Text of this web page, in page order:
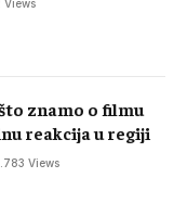
Views
znamo o filmu
reakcija u regiji
Views